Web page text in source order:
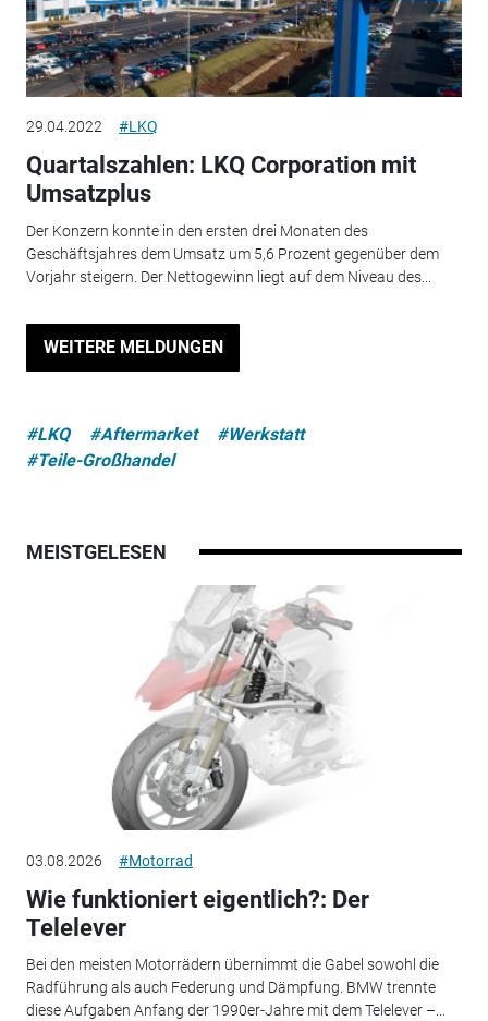
29.04.2022 #LKQ
Quartalszahlen: LKQ Corporation mit
Umsatzplus
Der Konzern konnte in den ersten drei Monaten des
Geschäftsjahres dem Umsatz um 5,6 Prozent gegenüber dem
Vorjahr steigern. Der Nettogewinn liegt auf dem Niveau des...
WEITERE MELDUNGEN
#LKQ #Aftermarket
#Werkstatt
#Teile-Großhandel
MEISTGELESEN
03.08.2026 #Motorrad
Wie funktioniert eigentlich?: Der
Telelever
Bei den meisten Motorrädern übernimmt die Gabel sowohl die
Radführung als auch Federung und Dämpfung. BMW trennte
diese Aufgaben Anfang der 1990er-Jahre mit dem Telelever –...